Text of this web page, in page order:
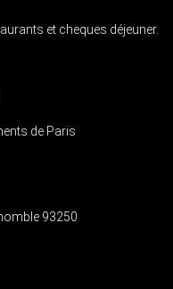
et cheques déjeuner.
de Paris
93250